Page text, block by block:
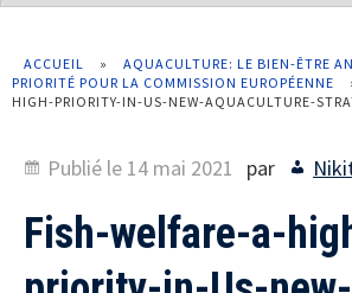
ACCUEIL »
AQUACULTURE: LE BIEN-ÊTRE
PRIORITÉ POUR LA COMMISSION EUROPÉENNE
HIGH-PRIORITY-IN-US-NEW-AQUACULTURE-
Publié le 14 mai 2021 par
Fish-welfare-a-